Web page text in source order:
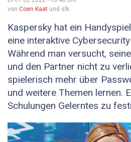
von Coen Kaat und slk
Kaspersky hat ein
eine interaktive
Während man versucht,
und den Partner nicht zu
spielerisch mehr über
und weitere Themen lernen.
Schulungen Gelerntes zu